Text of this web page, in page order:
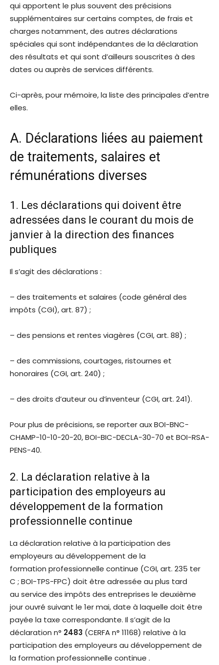
qui apportent le plus souvent des précisions
supplémentaires sur certains comptes, de frais et
charges notamment, des autres déclarations
spéciales qui sont indépendantes de la déclaration
des résultats et qui sont d’ailleurs souscrites à des
dates ou auprès de services différents.
Ci-après, pour mémoire, la liste des principales d’entre
elles.
A. Déclarations liées au paiement
de traitements, salaires et
rémunérations diverses
1. Les déclarations qui doivent être
adressées dans le courant du mois de
janvier à la direction des finances
publiques
Il s’agit des déclarations :
– des traitements et salaires (code général des
impôts (CGI), art. 87) ;
– des pensions et rentes viagères (CGI, art. 88) ;
– des commissions, courtages, ristournes et
honoraires (CGI, art. 240) ;
– des droits d’auteur ou d’inventeur (CGI, art. 241).
Pour plus de précisions, se reporter aux BOI-BNC-
CHAMP-10-10-20-20, BOI-BIC-DECLA-30-70 et BOI-RSA-
PENS-40.
2. La déclaration relative à la
participation des employeurs au
développement de la formation
professionnelle continue
La déclaration relative à la participation des
employeurs au développement de la
formation professionnelle continue (CGI, art. 235 ter
C ; BOI-TPS-FPC) doit être adressée au plus tard
au service des impôts des entreprises le deuxième
jour ouvré suivant le 1er mai, date à laquelle doit être
payée la taxe correspondante. Il s’agit de la
déclaration n° 2483 (CERFA n° 11168) relative à la
participation des employeurs au développement de
la formation professionnelle continue .